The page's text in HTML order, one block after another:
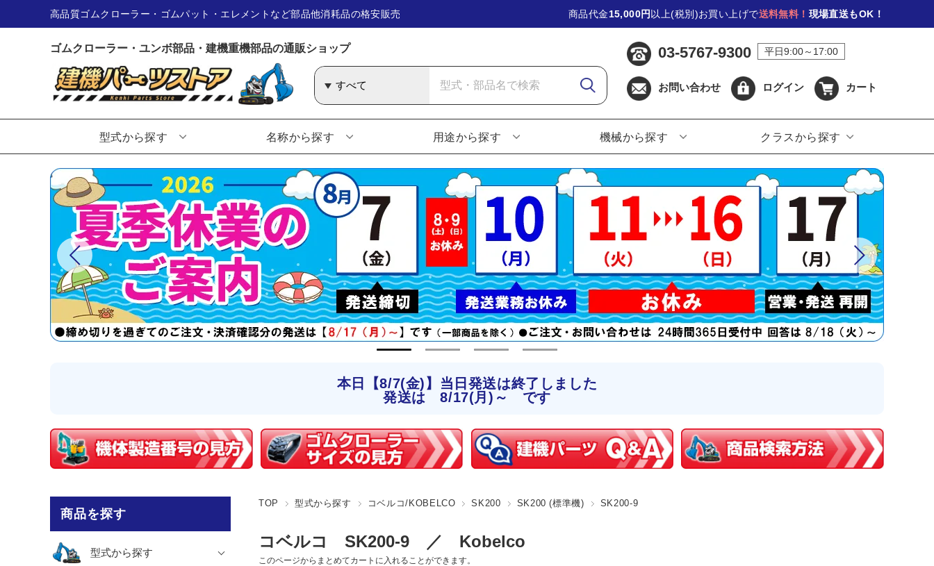
高品質ゴムクローラー・ゴムパット・エレメントなど部品他消耗品の格安販売 商品代金15,000円 以上(税別)お買い上げで送料無料！ 現場直送もOK！
ゴムクローラー・ユンボ部品・建機重機部品の通販ショップ 03-5767-9300 平日9:00～17:00
お問い合わせ ログイン カート
型式から探す 名称から探す 用途から探す 機械から探す クラスから探す
本日【8/7(金)】当日発送は終了しました
発送は 8/17(月)～ です
TOP 型式から探す コベルコ/KOBELCO SK200 SK200 (標準機) SK200-9
コベルコ SK200-9 ／ Kobelco
このページからまとめてカートに入れることができます。
商品を探す
型式から探す